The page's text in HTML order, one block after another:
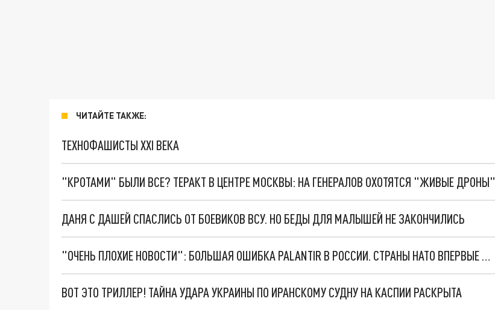
ЧИТАЙТЕ ТАКЖЕ:
ТЕХНОФАШИСТЫ XXI ВЕКА
"КРОТАМИ" БЫЛИ ВСЕ? ТЕРАКТ В ЦЕНТРЕ МОСКВЫ: НА ГЕНЕРАЛОВ ОХОТЯТСЯ "ЖИВЫЕ ДРОНЫ"
ДАНЯ С ДАШЕЙ СПАСЛИСЬ ОТ БОЕВИКОВ ВСУ. НО БЕДЫ ДЛЯ МАЛЫШЕЙ НЕ ЗАКОНЧИЛИСЬ
"ОЧЕНЬ ПЛОХИЕ НОВОСТИ": БОЛЬШАЯ ОШИБКА PALANTIR В РОССИИ. СТРАНЫ НАТО ВПЕРВЫЕ ЗА СВО ОСТАНОВИЛИ ПОСТАВКИ ОРУЖИЯ. ВСУ ТЕРЯЮТ ПРИГРАНИЧЬЕ?
ВОТ ЭТО ТРИЛЛЕР! ТАЙНА УДАРА УКРАИНЫ ПО ИРАНСКОМУ СУДНУ НА КАСПИИ РАСКРЫТА